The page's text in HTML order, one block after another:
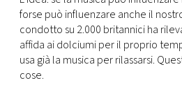
forse può influenzare anche il
condotto su 2.000 britannici ha
affida ai dolciumi per il proprio
usa già la musica per rilassarsi.
cose.